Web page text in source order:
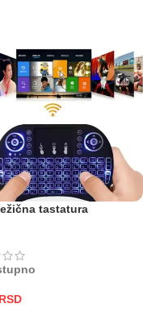
tastatura
RSD